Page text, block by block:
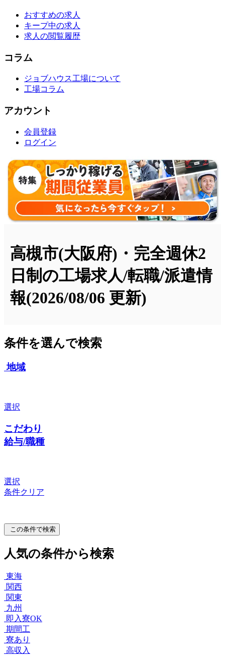
おすすめの求人
キープ中の求人
求人の閲覧履歴
コラム
ジョブハウス工場について
工場コラム
アカウント
会員登録
ログイン
高槻市(大阪府)・完全週休2
日制の工場求人/転職/派遣情
報(2026/08/06 更新)
条件を選んで検索
地域
選択
こだわり
給与/職種
選択
条件クリア
この条件で検索
人気の条件から検索
東海
関西
関東
九州
即入寮OK
期間工
寮あり
高収入